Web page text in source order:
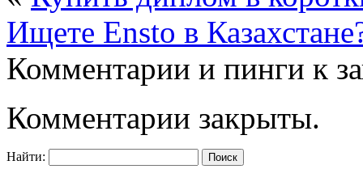
Ищете Ensto в
Комментарии и пинги к
Комментарии закрыты.
Найти: